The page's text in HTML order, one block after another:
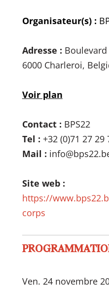
Organisateur(s) :
Adresse :
6000 Charleroi,
Voir plan
Contact : BPS22
Tel : +32 (0)71 27 29
Mail :
Site web :
https://
corps
Ven. 24 novembre